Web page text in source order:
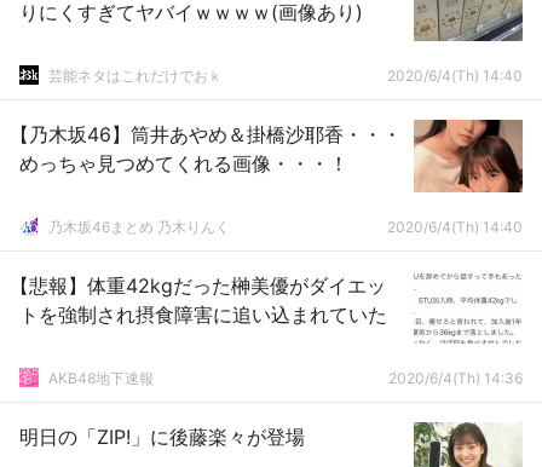
りにくすぎてヤバイｗｗｗｗ(画像あり)
芸能ネタはこれだけでおｋ 2020/6/4(Th) 14:40
【乃木坂46】筒井あやめ＆掛橋沙耶香・・・
めっちゃ見つめてくれる画像・・・！
乃木坂46まとめ 乃木りんく 2020/6/4(Th) 14:40
【悲報】体重42kgだった榊美優がダイエッ
トを強制され摂食障害に追い込まれていた
AKB48地下速報 2020/6/4(Th) 14:36
明日の「ZIP!」に後藤楽々が登場